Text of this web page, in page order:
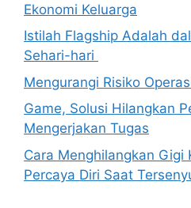
Ekonomi Keluarga
Istilah Flagship Adalah
Sehari-hari
Mengurangi Risiko
Game, Solusi Hilangkan
Mengerjakan Tugas
Cara Menghilangkan Gigi
Percaya Diri Saat